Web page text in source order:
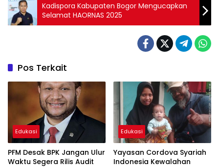
Kadispora Kabupaten Bogor Mengucapkan
Selamat HAORNAS 2025
Pos Terkait
Edukasi
PFM Desak BPK Jangan Ulur
Waktu Segera Rilis Audit
Edukasi
Yayasan Cordova Syariah
Indonesia Kewalahan